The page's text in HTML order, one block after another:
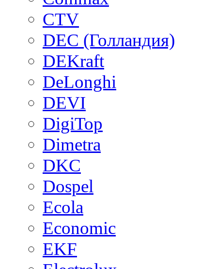
CTV
DEC (Голландия)
DEKraft
DeLonghi
DEVI
DigiTop
Dimetra
DKC
Dospel
Ecola
Economic
EKF